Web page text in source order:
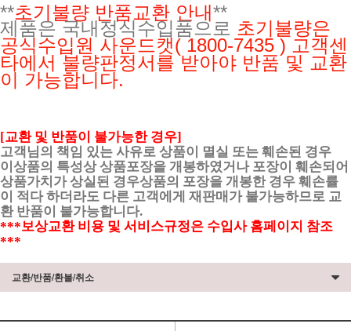
**초기불량 반품교환 안내**
제품은 국내정식수입품으로 초기불량은
공식수입원사운드캣( 1800-7435 ) 고객센
타에서 불량판정서를 받아야 반품 및 교환
이 가능합니다.
[교환 및 반품이 불가능한 경우]
고객님의 책임 있는 사유로 상품이 멸실 또는 훼손된 경우
이상품의 특성상 상품포장을 개봉하였거나 포장이 훼손되어
상품가치가 상실된 경우상품의 포장을 개봉한 경우 훼손률
이 적다 하더라도 다른 고객에게 재판매가 불가능하므로 교
환 반품이 불가능합니다.
***보상교환 비용 및 서비스규정은 수입사 홈페이지 참조
***
교환/반품/환불/취소